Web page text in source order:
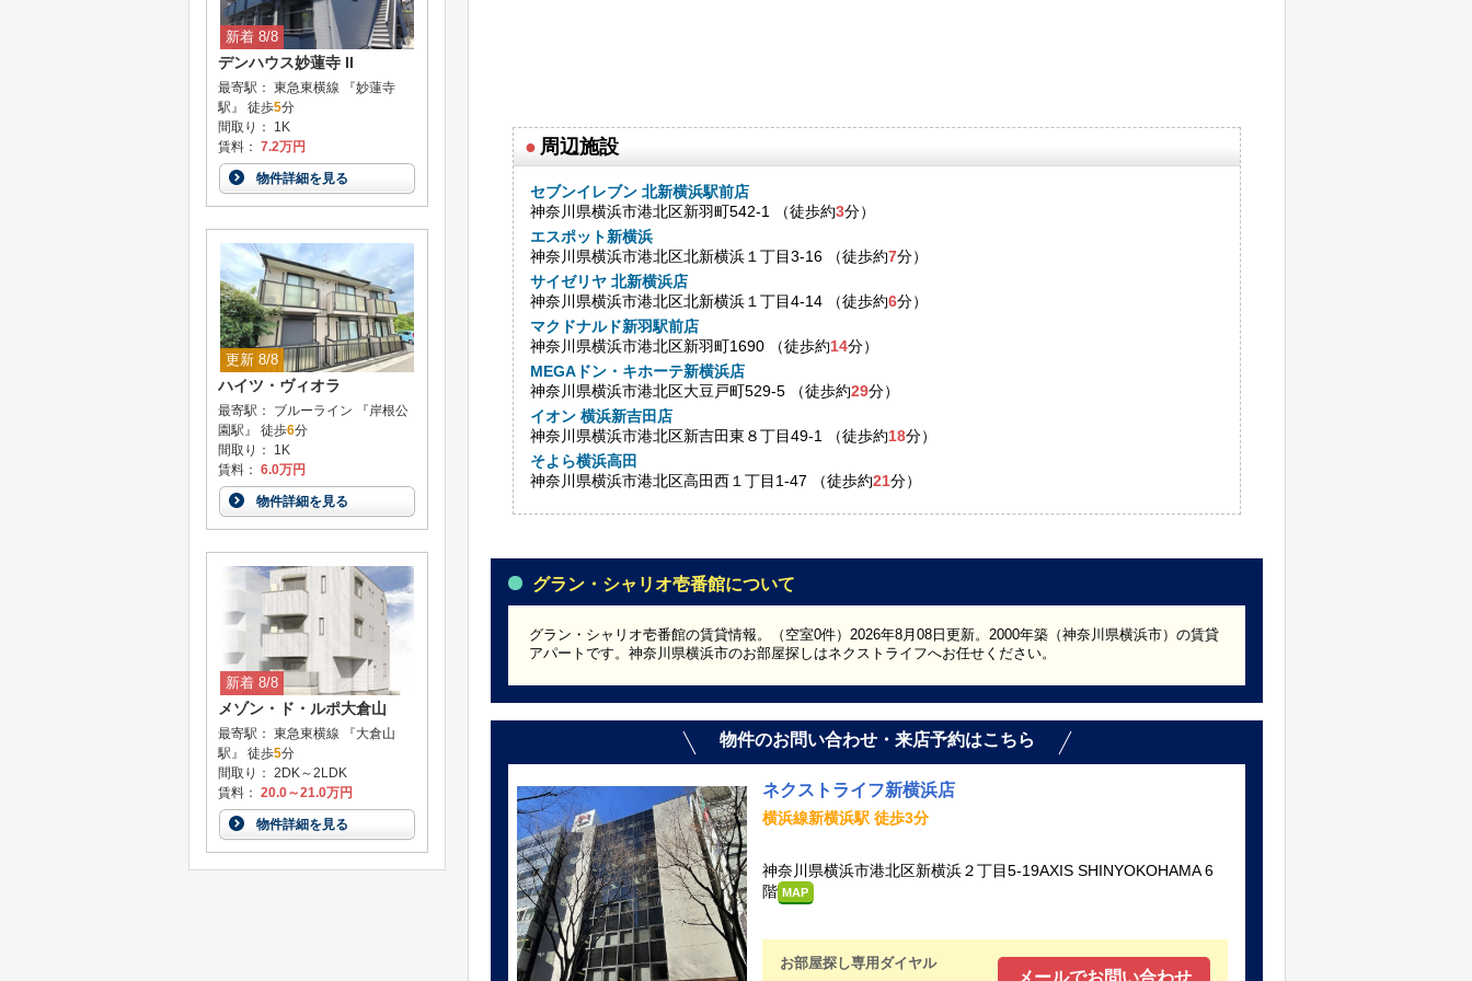
● 周辺施設
セブンイレブン 北新横浜駅前店
神奈川県横浜市港北区新羽町542-1 （徒歩約3分）
エスポット新横浜
神奈川県横浜市港北区北新横浜１丁目3-16 （徒歩約7分）
サイゼリヤ 北新横浜店
神奈川県横浜市港北区北新横浜１丁目4-14 （徒歩約6分）
マクドナルド新羽駅前店
神奈川県横浜市港北区新羽町1690 （徒歩約14分）
MEGAドン・キホーテ新横浜店
神奈川県横浜市港北区大豆戸町529-5 （徒歩約29分）
イオン 横浜新吉田店
神奈川県横浜市港北区新吉田東８丁目49-1 （徒歩約18分）
そよら横浜高田
神奈川県横浜市港北区高田西１丁目1-47 （徒歩約21分）
グラン・シャリオ壱番館について
グラン・シャリオ壱番館の賃貸情報。（空室0件）2026年8月08日更新。2000年築（神奈川県横浜市）の賃貸
アパートです。神奈川県横浜市のお部屋探しはネクストライフへお任せください。
物件のお問い合わせ・来店予約はこちら
ネクストライフ新横浜店
横浜線新横浜駅 徒歩3分
神奈川県横浜市港北区新横浜２丁目5-19AXIS SHINYOKOHAMA 6
階 MAP
お部屋探し専用ダイヤル
メールでお問い合わせ
新着 8/8
デンハウス妙蓮寺 II
最寄駅： 東急東横線 『妙蓮寺
駅』 徒歩5分
間取り： 1K
賃料： 7.2万円
物件詳細を見る
更新 8/8
ハイツ・ヴィオラ
最寄駅： ブルーライン 『岸根公
園駅』 徒歩6分
間取り： 1K
賃料： 6.0万円
物件詳細を見る
新着 8/8
メゾン・ド・ルポ大倉山
最寄駅： 東急東横線 『大倉山
駅』 徒歩5分
間取り： 2DK～2LDK
賃料： 20.0～21.0万円
物件詳細を見る